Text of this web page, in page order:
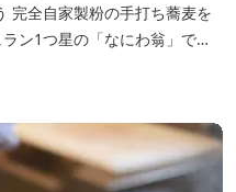
ン1つ星の「なにわ翁」で研
ば切り石垣」。 翁伝統の完全
麦と酒をシンプルに楽しむ店
分に引き出す、湯の山温泉の